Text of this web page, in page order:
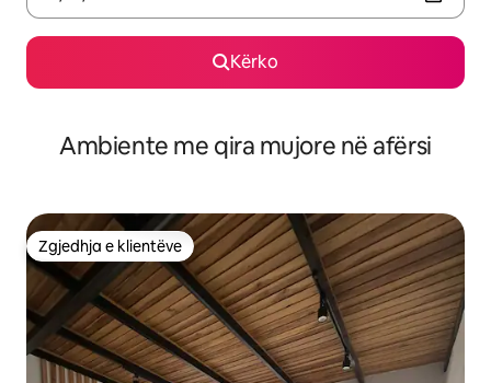
Kërko
Ambiente me qira mujore në afërsi
Zgjedhja e klientëve
Zgjedhja e klientëve